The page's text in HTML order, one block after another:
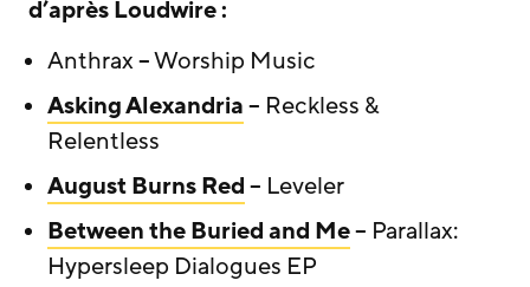
d’après Loudwire :
Anthrax – Worship Music
Asking Alexandria– Reckless &
Relentless
August Burns Red– Leveler
Between the Buried and Me– Parallax:
Hypersleep Dialogues EP